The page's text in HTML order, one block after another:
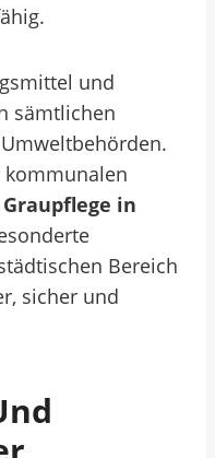
und
sämtlichen
kommunalen
Graupflege in
Bereich
sicher und